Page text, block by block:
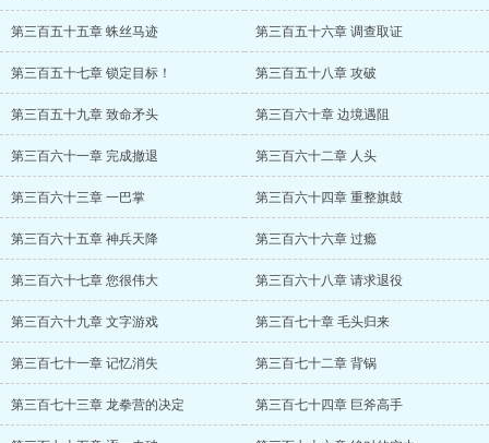
第三百五十五章 蛛丝马迹 第三百五十六章 调查取证
第三百五十七章 锁定目标！ 第三百五十八章 攻破
第三百五十九章 致命矛头 第三百六十章 边境遇阻
第三百六十一章 完成撤退 第三百六十二章 人头
第三百六十三章 一巴掌 第三百六十四章 重整旗鼓
第三百六十五章 神兵天降 第三百六十六章 过瘾
第三百六十七章 您很伟大 第三百六十八章 请求退役
第三百六十九章 文字游戏 第三百七十章 毛头归来
第三百七十一章 记忆消失 第三百七十二章 背锅
第三百七十三章 龙拳营的决定 第三百七十四章 巨斧高手